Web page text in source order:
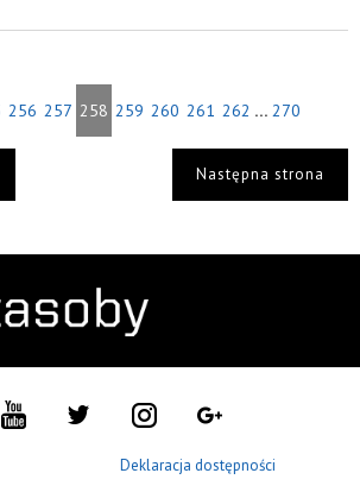
256 257 258 259 260 261 262 ... 270
Następna strona
Deklaracja dostępności